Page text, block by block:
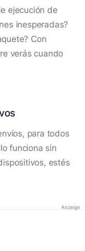
ejecución de
inesperadas?
Con
verás cuando
para todos
funciona sin
estés
Anzeige